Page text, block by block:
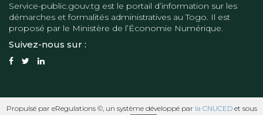
Service-public.gouv.tg est le portail d’information sur les
démarches et formalités administratives au Togo. Il est
proposé par le Ministère de l’Économie Numérique.
Suivez-nous sur :
Propulsé par eRegulations ©, un système développé par la CNUCEDet sous